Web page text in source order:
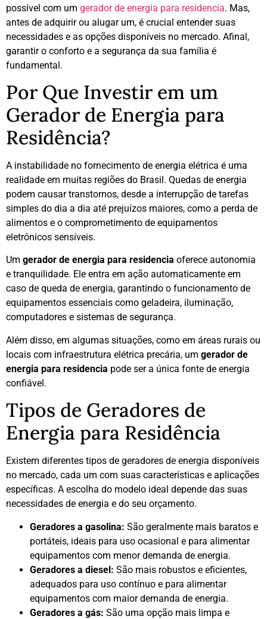
possível com um gerador de energia para residencia. Mas,
antes de adquirir ou alugar um, é crucial entender suas
necessidades e as opções disponíveis no mercado. Afinal,
garantir o conforto e a segurança da sua família é
fundamental.
Por Que Investir em um
Gerador de Energia para
Residência?
A instabilidade no fornecimento de energia elétrica é uma
realidade em muitas regiões do Brasil. Quedas de energia
podem causar transtornos, desde a interrupção de tarefas
simples do dia a dia até prejuízos maiores, como a perda de
alimentos e o comprometimento de equipamentos
eletrônicos sensíveis.
Um gerador de energia para residencia oferece autonomia
e tranquilidade. Ele entra em ação automaticamente em
caso de queda de energia, garantindo o funcionamento de
equipamentos essenciais como geladeira, iluminação,
computadores e sistemas de segurança.
Além disso, em algumas situações, como em áreas rurais ou
locais com infraestrutura elétrica precária, um gerador de
energia para residencia pode ser a única fonte de energia
confiável.
Tipos de Geradores de
Energia para Residência
Existem diferentes tipos de geradores de energia disponíveis
no mercado, cada um com suas características e aplicações
específicas. A escolha do modelo ideal depende das suas
necessidades de energia e do seu orçamento.
Geradores a gasolina: São geralmente mais baratos e
portáteis, ideais para uso ocasional e para alimentar
equipamentos com menor demanda de energia.
Geradores a diesel: São mais robustos e eficientes,
adequados para uso contínuo e para alimentar
equipamentos com maior demanda de energia.
Geradores a gás: São uma opção mais limpa e